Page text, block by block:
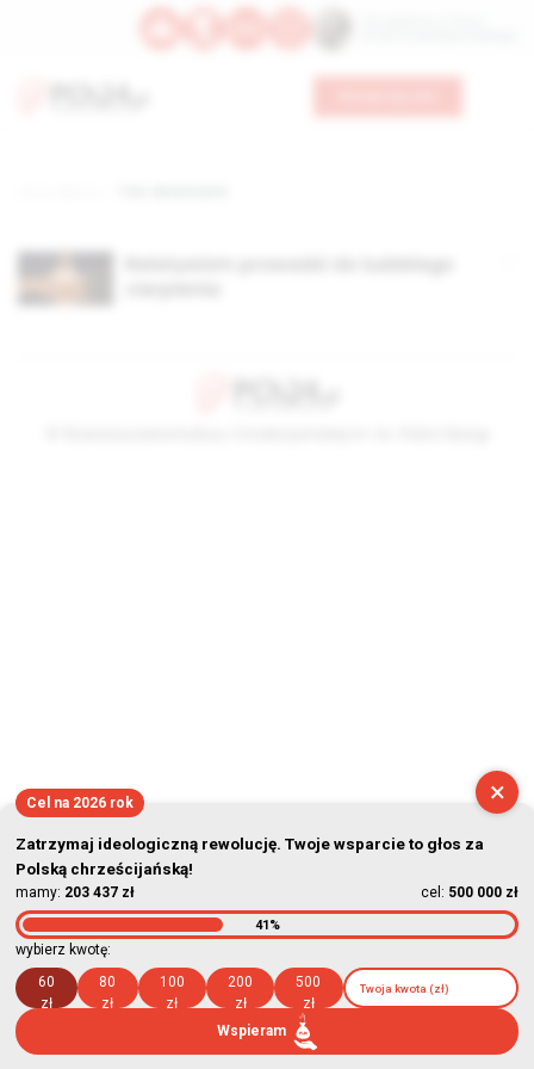
×
Cel na 2026 rok
Zatrzymaj ideologiczną rewolucję. Twoje wsparcie to głos za
Polską chrześcijańską!
mamy: 203 437 zł cel: 500 000 zł
41%
wybierz kwotę:
60
zł
80
zł
100
zł
200
zł
500
zł
Wspieram